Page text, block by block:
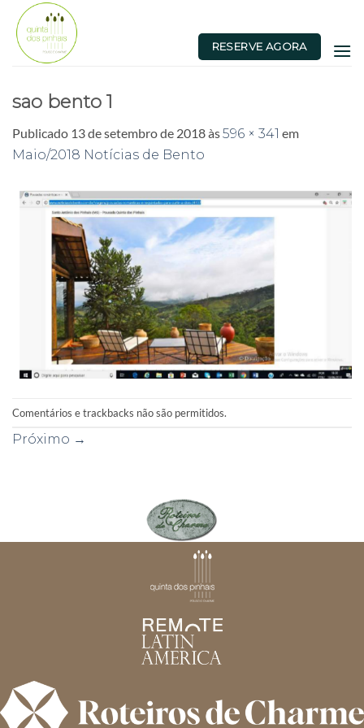
Skip
content
RESERVE AGORA
sao bento 1
Publicado 13 de setembro de 2018às596 × 341 em
Maio/2018 Notícias de Bento
Comentários e trackbacks não são permitidos.
Próximo →